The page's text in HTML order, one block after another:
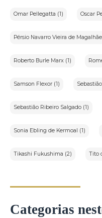
Omar Pellegatta (1) Oscar
Pérsio Navarro Vieira de
Roberto Burle Marx (1)
Samson Flexor (1)
Sebastião Ribeiro Salgado (1)
Sonia Ebling de Kermoal (1)
Tikashi Fukushima (2) Tito
Categorias